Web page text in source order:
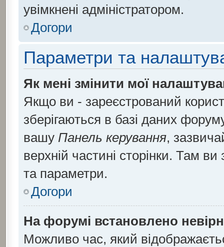
увімкнені адміністратором.
Догори
Параметри та
Як мені змінити мої
Якщо ви - зареєстрований
зберігаються в базі даних
вашу Панель керування,
верхній частині сторінки. Там
та параметри.
Догори
На форумі встановлено
Можливо час, який